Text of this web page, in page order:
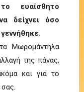
ευαίσθητο
δείχνει όσο
Μωρομάντηλα
της πάνας,
και για το